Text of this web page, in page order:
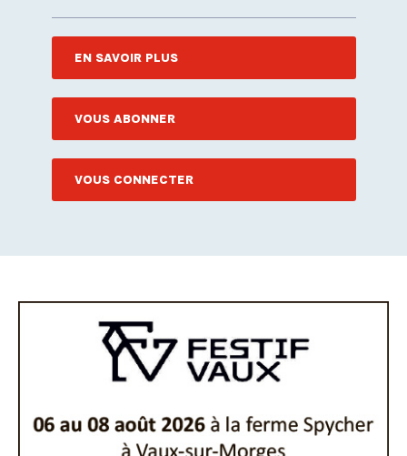
EN SAVOIR PLUS
VOUS ABONNER
VOUS CONNECTER